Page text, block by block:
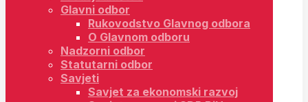
Glavni odbor
Rukovodstvo Glavnog odbora
O Glavnom odboru
Nadzorni odbor
Statutarni odbor
Savjeti
Savjet za ekonomski razvoj